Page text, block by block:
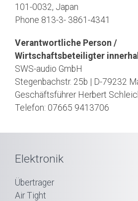
101-0032, Japan
Phone 813-3- 3861-4341
Verantwortliche Person /
Wirtschaftsbeteiligter
SWS-audio GmbH
Stegenbachstr. 25b | D-79232
Geschäftsführer Herbert
Telefon: 07665 9413706
Elektronik
Übertrager
Air Tight